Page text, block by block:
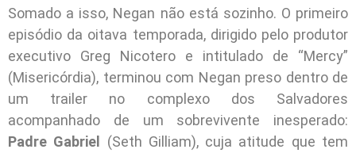
Somado a isso, Negan não está sozinho. O primeiro
episódio da oitava temporada, dirigido pelo produtor
executivo Greg Nicotero e intitulado de “Mercy”
(Misericórdia), terminou com Negan preso dentro de
um trailer no complexo dos Salvadores
acompanhado de um sobrevivente inesperado:
Padre Gabriel (Seth Gilliam), cuja atitude que tem